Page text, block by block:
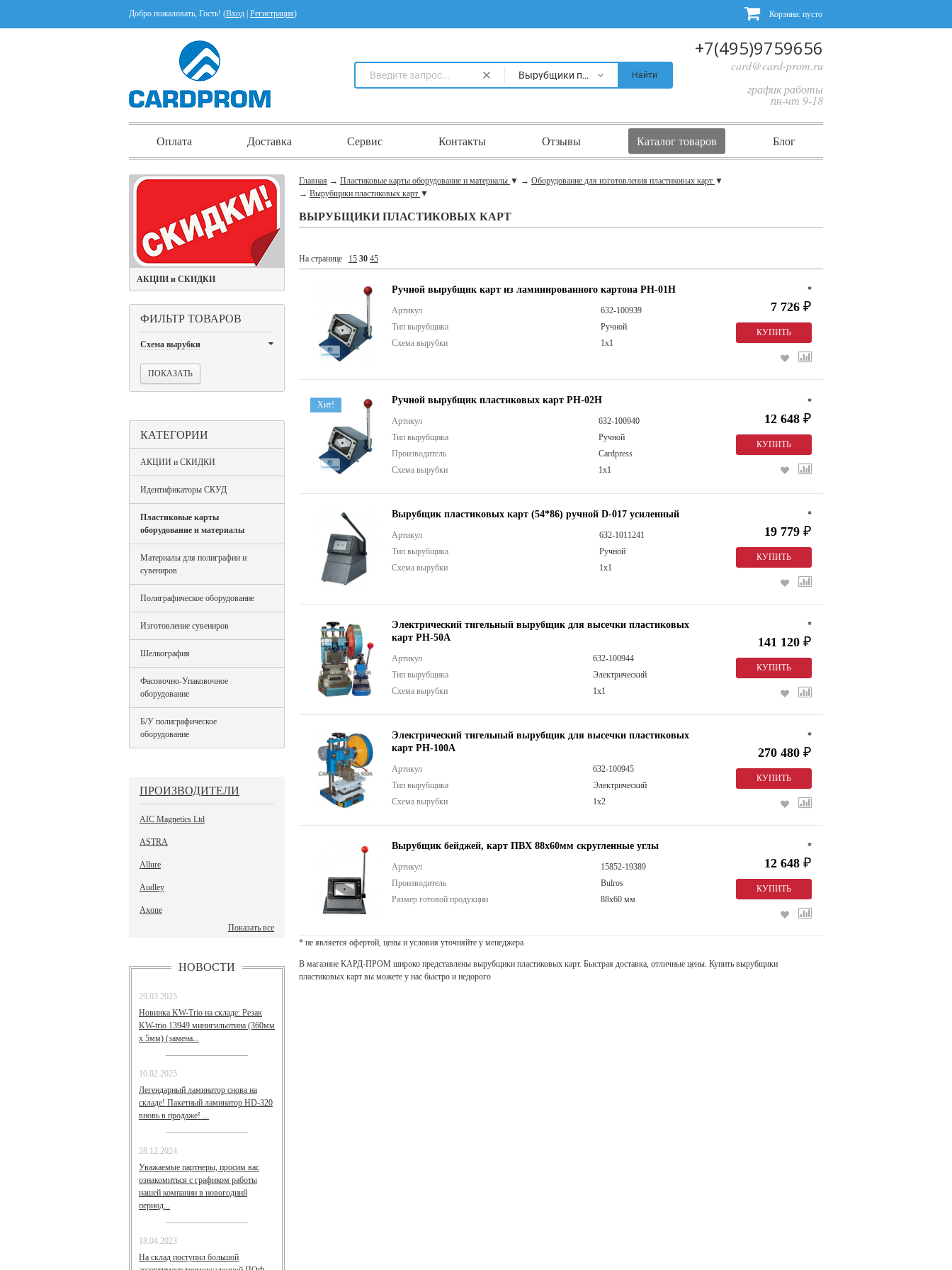
Добро пожаловать, Гость! (Вход Регистрация) Корзина: пусто
Вырубщики пластиковых карт Найти
+7(495)9759656
card@card-prom.ru
график работы
пн-чт 9-18
Оплата Доставка Сервис Контакты Отзывы Каталог товаров Блог
АКЦИИ и СКИДКИ
ФИЛЬТР ТОВАРОВ
Схема вырубки
КАТЕГОРИИ
АКЦИИ и СКИДКИ
Идентификаторы СКУД
Пластиковые карты
оборудование и материалы
Материалы для полиграфии и
сувениров
Полиграфическое оборудование
Изготовление сувениров
Шелкография
Фасовочно-Упаковочное
оборудование
Б/У полиграфическое
оборудование
ПРОИЗВОДИТЕЛИ
AIC Magnetics Ltd
ASTRA
Allure
Audley
Axone
Показать все
НОВОСТИ
29.03.2025
Новинка KW-Trio на складе: Резак
KW-trio 13949 минигильотина (360мм
х 5мм) (замена...
10.02.2025
Легендарный ламинатор снова на
складе! Пакетный ламинатор HD-320
вновь в продаже! ...
28.12.2024
Уважаемые партнеры, просим вас
ознакомиться с графиком работы
нашей компании в новогодний
период...
18.04.2023
На склад поступил большой
Главная → Пластиковые карты оборудование и материалы ▼ → Оборудование для изготовления пластиковых карт ▼
→ Вырубщики пластиковых карт ▼
ВЫРУБЩИКИ ПЛАСТИКОВЫХ КАРТ
На странице 15 30 45
Ручной вырубщик карт из ламинированного картона PH-01H
Артикул
632-100939
Тип вырубщика
Ручной
Схема вырубки
1х1
*
7 726 ₽
Хит! Ручной вырубщик пластиковых карт PH-02H
Артикул
632-100940
Тип вырубщика
Ручной
Производитель
Cardpress
Схема вырубки
1х1
*
12 648 ₽
Вырубщик пластиковых карт (54*86) ручной D-017 усиленный
Артикул
632-1011241
Тип вырубщика
Ручной
Схема вырубки
1х1
*
19 779 ₽
Электрический тигельный вырубщик для высечки пластиковых
карт PH-50A
Артикул
632-100944
Тип вырубщика
Электрический
Схема вырубки
1х1
*
141 120 ₽
Электрический тигельный вырубщик для высечки пластиковых
карт PH-100A
Артикул
632-100945
Тип вырубщика
Электрический
Схема вырубки
1х2
*
270 480 ₽
Вырубщик бейджей, карт ПВХ 88х60мм скругленные углы
Артикул
15852-19389
Производитель
Bulros
Размер готовой продукции
88х60 мм
*
12 648 ₽
* не является офертой, цены и условия уточняйте у менеджера
В магазине КАРД-ПРОМ широко представлены вырубщики пластиковых карт. Быстрая доставка, отличные цены. Купить вырубщики
пластиковых карт вы можете у нас быстро и недорого